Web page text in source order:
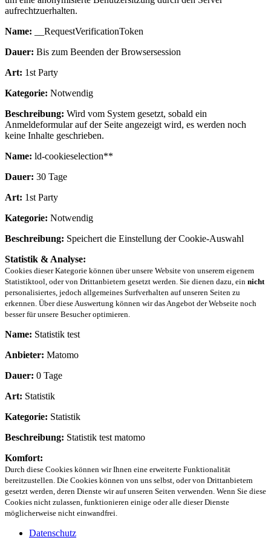
aufrechtzuerhalten.
Name: __RequestVerificationToken
Dauer: Bis zum Beenden der Browsersession
Art: 1st Party
Kategorie: Notwendig
Beschreibung: Wird vom System gesetzt, sobald ein
Anmeldeformular auf der Seite angezeigt wird, es werden noch
keine Inhalte geschrieben.
Name: ld-cookieselection**
Dauer: 30 Tage
Art: 1st Party
Kategorie: Notwendig
Beschreibung: Speichert die Einstellung der Cookie-Auswahl
Statistik & Analyse:
Cookies dieser Kategorie können über unsere Website von unserem eigenem
Statistiktool, oder von Drittanbietern gesetzt werden. Sie dienen dazu, ein nicht
personalisiertes, jedoch allgemeines Surfverhalten auf unseren Seiten zu
erkennen. Über diese Auswertung können wir das Angebot der Webseite noch
besser für unsere Besucher optimieren.
Name: Statistik test
Anbieter: Matomo
Dauer: 0 Tage
Art: Statistik
Kategorie: Statistik
Beschreibung: Statistik test matomo
Komfort:
Durch diese Cookies können wir Ihnen eine erweiterte Funktionalität
bereitzustellen. Die Cookies können von uns selbst, oder von Drittanbietern
gesetzt werden, deren Dienste wir auf unseren Seiten verwenden. Wenn Sie diese
Cookies nicht zulassen, funktionieren einige oder alle dieser Dienste
möglicherweise nicht einwandfrei.
Datenschutz